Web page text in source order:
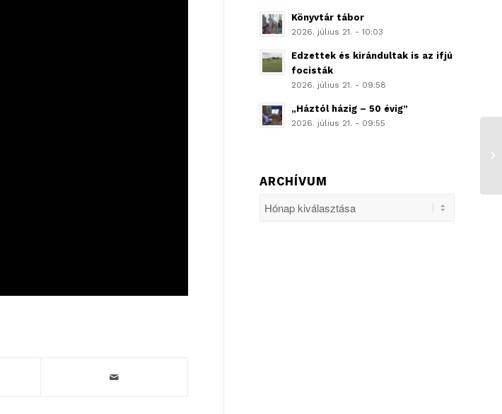
Könyvtár tábor
2026. július 21. - 10:03
Edzettek és kirándultak is az ifjú
focisták
2026. július 21. - 09:58
„Háztól házig – 50 évig”
2026. július 21. - 09:55
ARCHÍVUM